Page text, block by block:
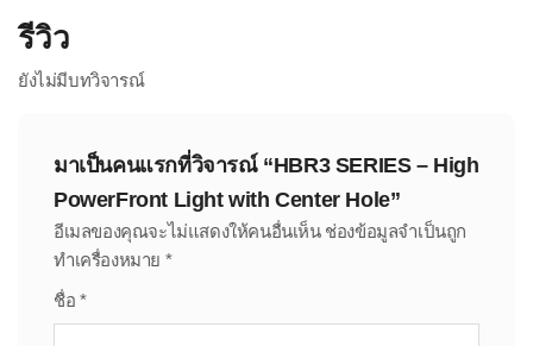
รีวิว
ยังไม่มีบทวิจารณ์
มาเป็นคนแรกที่วิจารณ์ “HBR3 SERIES – High
PowerFront Light with Center Hole”
อีเมลของคุณจะไม่แสดงให้คนอื่นเห็น ช่องข้อมูลจำเป็นถูก
ทำเครื่องหมาย *
ชื่อ *